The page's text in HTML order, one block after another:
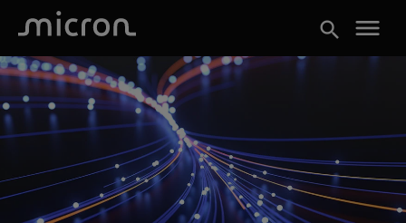
search menu